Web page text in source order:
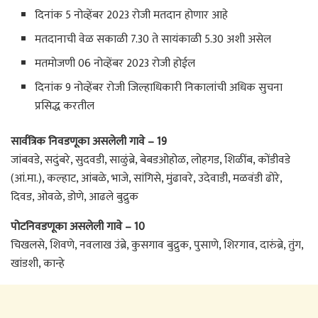
दिनांक 5 नोव्हेंबर 2023 रोजी मतदान होणार आहे
मतदानाची वेळ सकाळी 7.30 ते सायंकाळी 5.30 अशी असेल
मतमोजणी 06 नोव्हेंबर 2023 रोजी होईल
दिनांक 9 नोव्हेंबर रोजी जिल्हाधिकारी निकालांची अधिक सुचना
प्रसिद्ध करतील
सार्वत्रिक निवडणूका असलेली गावे – 19
जांबवडे, सदुंबरे, सुदवडी, साळुंब्रे, बेबडओहोळ, लोहगड, शिळींब, कोंडीवडे
(आं.मा.), कल्हाट, आंबळे, भाजे, सांगिसे, मुंढावरे, उदेवाडी, मळवंडी ढोरे,
दिवड, ओवळे, डोणे, आढले बुद्रुक
पोटनिवडणूका असलेली गावे – 10
चिखलसे, शिवणे, नवलाख उंब्रे, कुसगाव बुद्रुक, पुसाणे, शिरगाव, दारुंब्रे, तुंग,
खांडशी, कान्हे